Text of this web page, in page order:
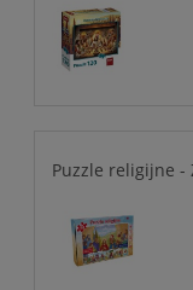
Puzzle religijne -